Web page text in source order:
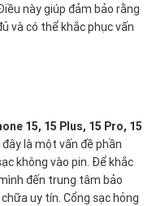
này giúp đảm bảo rằng
và có thể khắc phục vấn
15, 15 Plus, 15 Pro, 15
đây là một vấn đề phần
không vào pin. Để khắc
đến trung tâm bảo
uy tín. Cổng sạc hỏng